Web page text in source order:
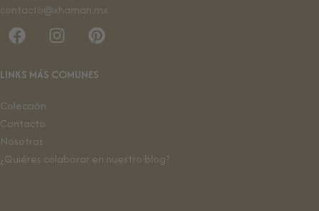
contacto@xhaman.mx
LINKS MÁS COMUNES
Colección
Contacto
Nosotras
¿Quiéres colaborar en nuestro blog?